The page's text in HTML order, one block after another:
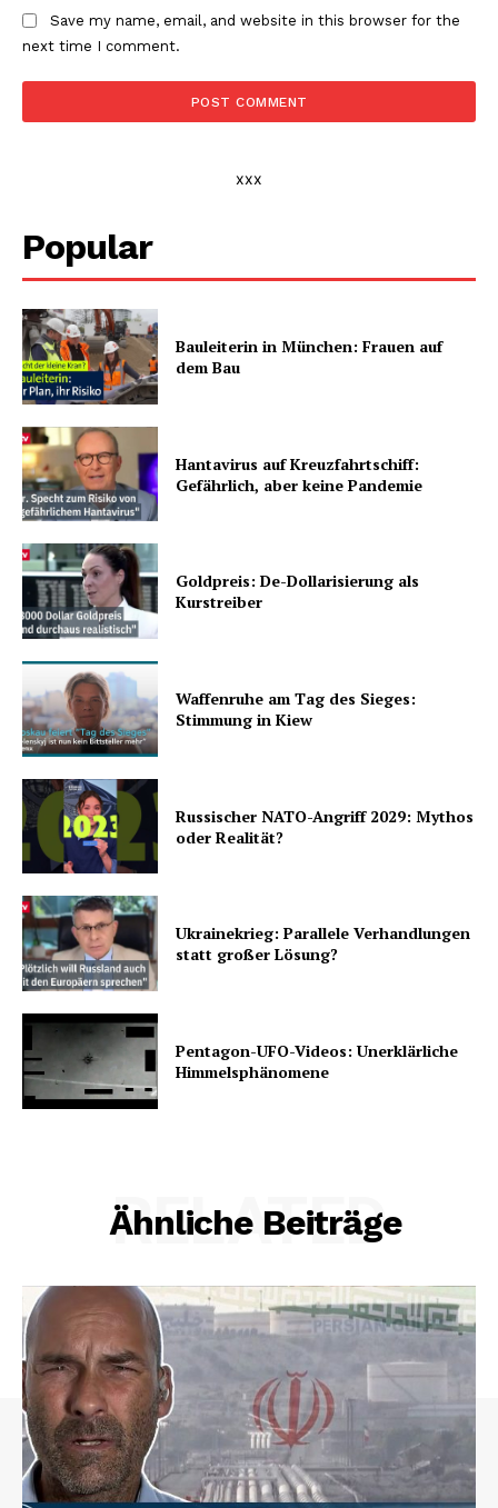
Save my name, email, and website in this browser for the
next time I comment.
xxx
Popular
Bauleiterin in München: Frauen auf
dem Bau
Hantavirus auf Kreuzfahrtschiff:
Gefährlich, aber keine Pandemie
Goldpreis: De-Dollarisierung als
Kurstreiber
Waffenruhe am Tag des Sieges:
Stimmung in Kiew
Russischer NATO-Angriff 2029: Mythos
oder Realität?
Ukrainekrieg: Parallele Verhandlungen
statt großer Lösung?
Pentagon-UFO-Videos: Unerklärliche
Himmelsphänomene
Ähnliche Beiträge
RELATED